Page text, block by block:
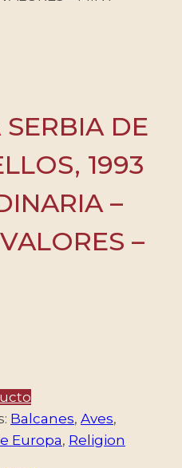
DE
1993
–
–
Balcanes, Aves,
Europa, Religion